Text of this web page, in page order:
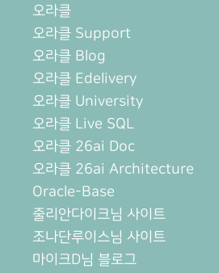
오라클
오라클 Support
오라클 Blog
오라클 Edelivery
오라클 University
오라클 Live SQL
오라클 26ai Doc
오라클 26ai Architecture
Oracle-Base
줄리안다이크님 사이트
조나단루이스님 사이트
마이크D님 블로그